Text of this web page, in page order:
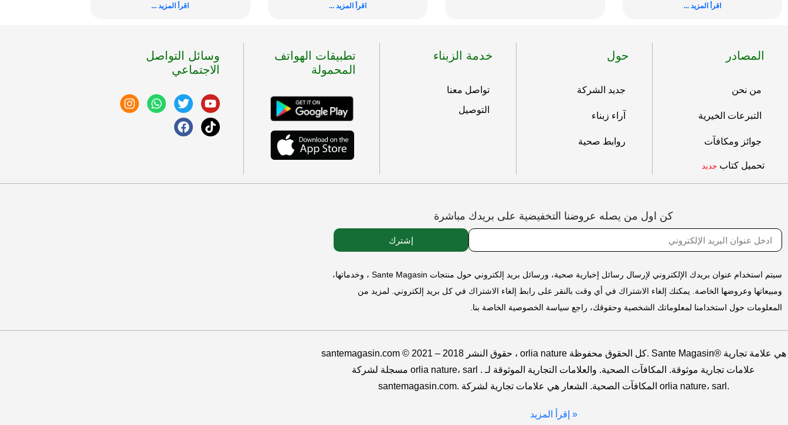
اقرأ المزيد ... اقرأ المزيد ... اقرأ المزيد ...
المصادر
من نحن
التبرعات الخيرية
جوائز ومكافآت
تحميل كتاب جديد
حول
جديد الشركة
آراء زبناء
روابط صحية
خدمة الزبناء
تواصل معنا
التوصيل
تطبيقات الهواتف
المحمولة
وسائل التواصل
الاجتماعي
كن اول من يصله عروضنا التخفيضية على بريدك مباشرة
إشترك
سيتم استخدام عنوان بريدك الإلكتروني لإرسال رسائل إخبارية صحية، ورسائل بريد إلكتروني حول منتجات Sante Magasin ، وخدماتها،
ومبيعاتها وعروضها الخاصة. يمكنك إلغاء الاشتراك في أي وقت بالنقر على رابط إلغاء الاشتراك في كل بريد إلكتروني. لمزيد من
المعلومات حول استخدامنا لمعلوماتك الشخصية وحقوقك، راجع سياسة الخصوصية الخاصة بنا.
santemagasin.com © حقوق النشر 2018 – 2021 ، orlia nature كل الحقوق محفوظة. Sante Magasin® هي علامة تجارية
مسجلة لشركة orlia nature، sarl . علامات تجارية موثوقة. المكافآت الصحية. والعلامات التجارية الموثوقة لـ
santemagasin.com. المكافآت الصحية. الشعار هي علامات تجارية لشركة orlia nature، sarl.
إقرأ المزيد »